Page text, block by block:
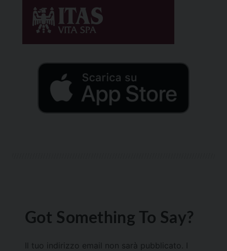
Got Something To Say?
Il tuo indirizzo email non sarà pubblicato.